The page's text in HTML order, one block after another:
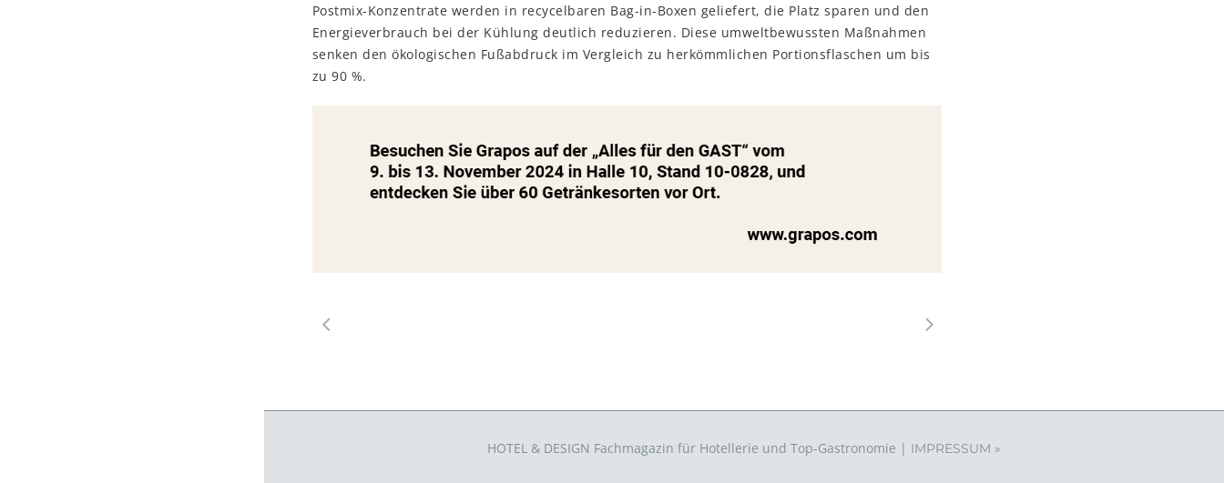
Postmix-Konzentrate werden in recycelbaren Bag-in-Boxen geliefert, die Platz sparen und den
Energieverbrauch bei der Kühlung deutlich reduzieren. Diese umweltbewussten Maßnahmen
senken den ökologischen Fußabdruck im Vergleich zu herkömmlichen Portionsflaschen um bis
zu 90 %.
HOTEL & DESIGN Fachmagazin für Hotellerie und Top-Gastronomie | IMPRESSUM »